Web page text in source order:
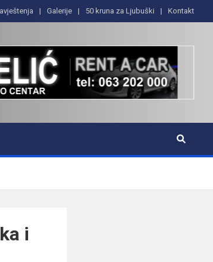
Galerije 50 kruna za Ljubuški Kontakt
i